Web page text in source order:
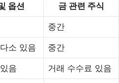
옵션 금 관련 주식
중간
소 있음 중간
음 거래 수수료 있음